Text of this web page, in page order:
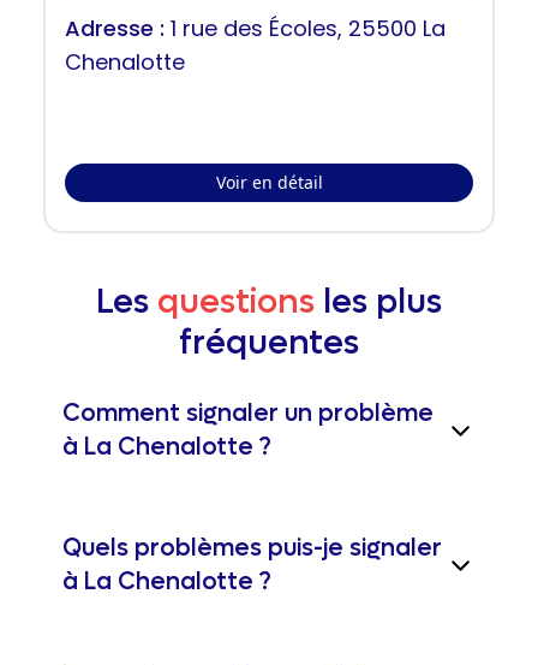
Adresse : 1 rue des Écoles, 25500 La
Chenalotte
Voir en détail
Les questions les plus
fréquentes
Comment signaler un problème
à La Chenalotte ?
Quels problèmes puis-je signaler
à La Chenalotte ?